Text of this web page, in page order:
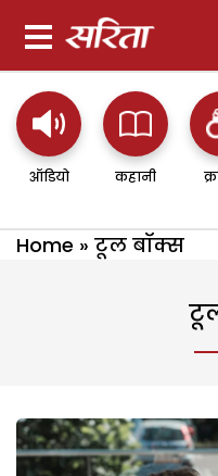
ऑडियो कहानी
Home » टूल बॉक्स